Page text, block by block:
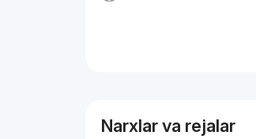
Narxlar va rejalar